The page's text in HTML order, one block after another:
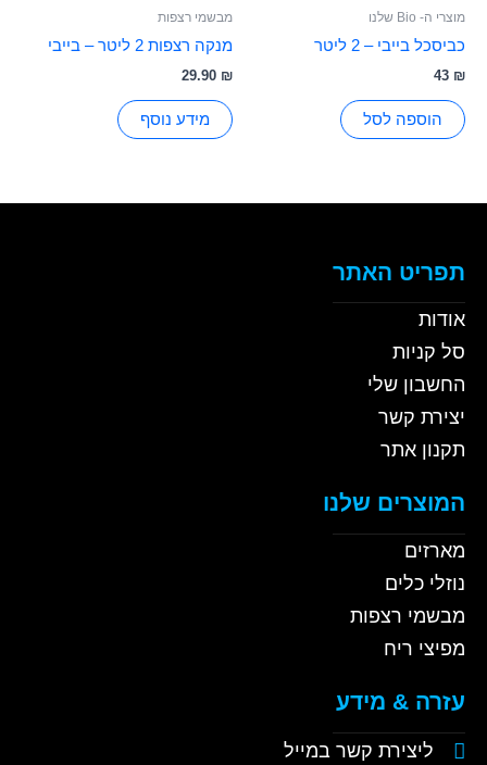
מוצרי ה- Bio שלנו
כביסכל בייבי – 2 ליטר
43 ₪
הוספה לסל
מבשמי רצפות
מנקה רצפות 2 ליטר – בייבי
29.90 ₪
מידע נוסף
תפריט האתר
אודות
סל קניות
החשבון שלי
יצירת קשר
תקנון אתר
המוצרים שלנו
מארזים
נוזלי כלים
מבשמי רצפות
מפיצי ריח
עזרה & מידע
ליצירת קשר במייל